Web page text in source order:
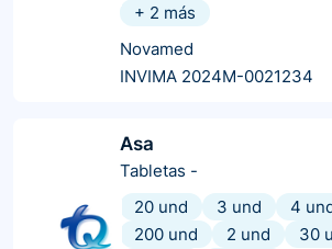
+ 2 más
Novamed
INVIMA 2024M-0021234
Asa
Tabletas -
20 und
3 und 4
200 und
2 und 30